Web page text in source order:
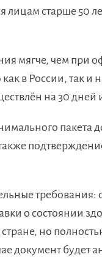
лицам старше 50
мягче, чем при
в России, так и
на 30 дней
пакета
требования:
о состоянии
но
документ будет